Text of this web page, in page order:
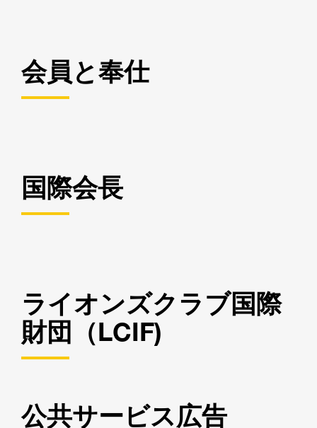
会員と奉仕
国際会長
ライオンズクラブ国際
財団（LCIF)
公共サービス広告